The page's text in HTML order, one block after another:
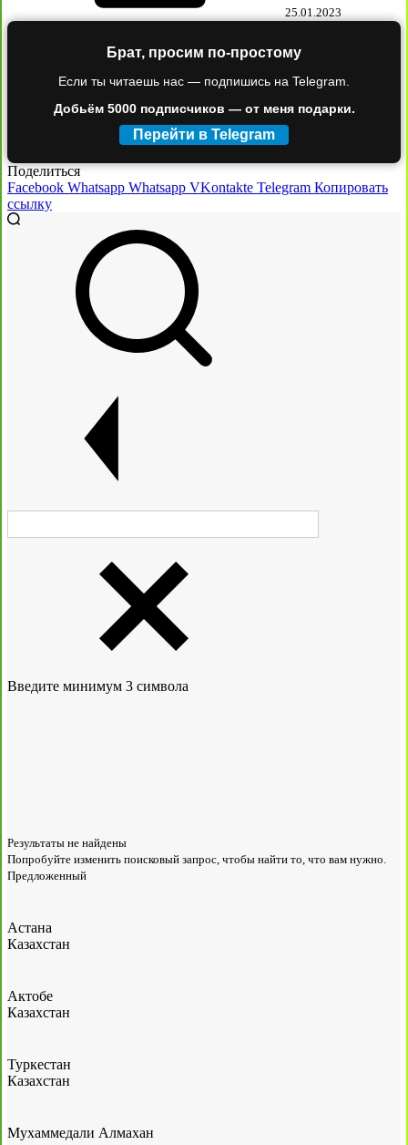
25.01.2023
Брат, просим по-простому
Если ты читаешь нас — подпишись на Telegram.
Добьём 5000 подписчиков — от меня подарки.
Перейти в Telegram
Поделиться
Facebook Whatsapp Whatsapp VKontakte Telegram Копировать
ссылку
Введите минимум 3 символа
Результаты не найдены
Попробуйте изменить поисковый запрос, чтобы найти то, что вам нужно.
Предложенный
Астана
Казахстан
Актобе
Казахстан
Туркестан
Казахстан
Мухаммедали Алмахан